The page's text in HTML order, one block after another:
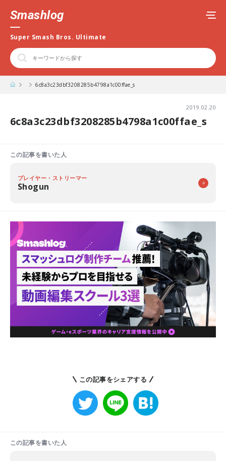
Smashlog
Super Smash Bros. Ultimate
6c8a3c23dbf3208285b4798a1c00ffae_s
2019.02.20
6c8a3c23dbf3208285b4798a1c00ffae_s
この記事を書いた人
プレイヤー・ストリーマー
Shogun
この記事をシェアする
この記事を書いた人